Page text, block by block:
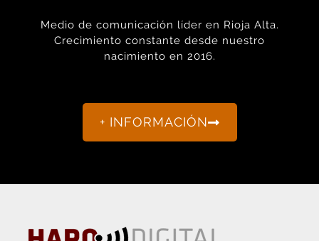
Medio de comunicación líder en Rioja Alta.
Crecimiento constante desde nuestro
nacimiento en 2016.
+ INFORMACIÓN